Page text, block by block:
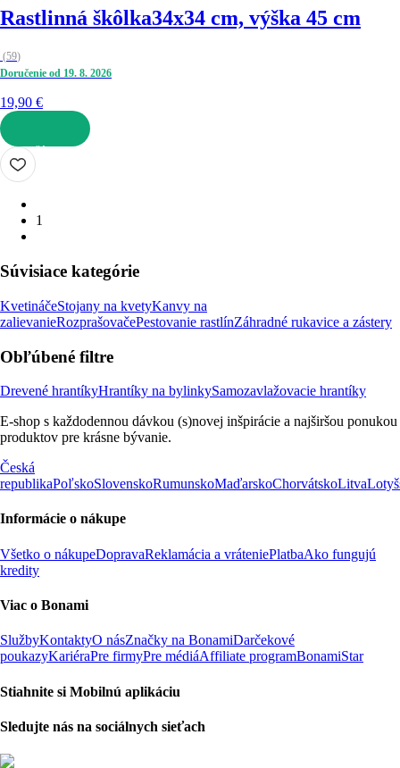
Rastlinná škôlka34x34 cm, výška 45 cm
(59)
Doručenie od 19. 8. 2026
19,90 €
DO KOŠÍKA
1
Súvisiace kategórie
KvetináčeStojany na kvetyKanvy na
zalievanieRozprašovačePestovanie rastlínZáhradné rukavice a zástery
Obľúbené filtre
Drevené hrantíkyHrantíky na bylinkySamozavlažovacie hrantíky
E-shop s každodennou dávkou (s)novej inšpirácie a najširšou ponukou
produktov pre krásne bývanie.
Česká
republikaPoľskoSlovenskoRumunskoMaďarskoChorvátskoLitva
Informácie o nákupe
Všetko o nákupeDopravaReklamácia a vráteniePlatbaAko fungujú
kredity
Viac o Bonami
SlužbyKontaktyO násZnačky na BonamiDarčekové
poukazyKariéraPre firmyPre médiáAffiliate programBonamiStar
Stiahnite si Mobilnú aplikáciu
Sledujte nás na sociálnych sieťach